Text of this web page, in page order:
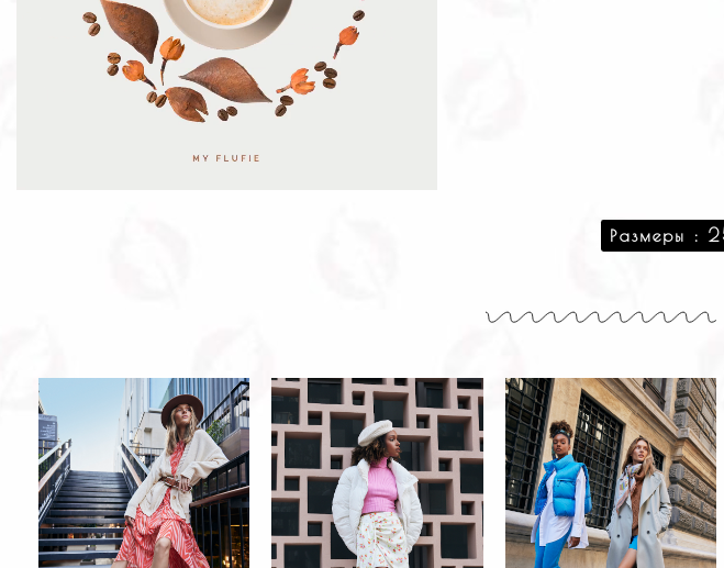
Размеры :